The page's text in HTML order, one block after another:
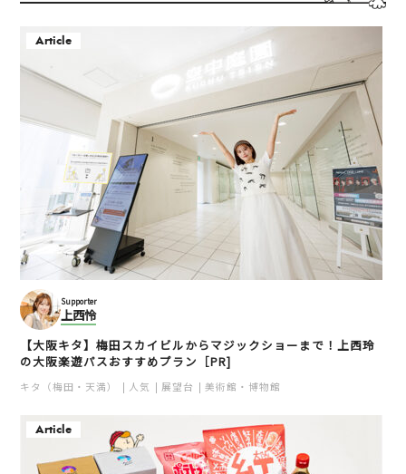
Article
Supporter
上西怜
【大阪キタ】梅田スカイビルからマジックショーまで！上西玲
の大阪楽遊パスおすすめプラン［PR]
キタ（梅田・天満） 人気 展望台 美術館・博物館
Article